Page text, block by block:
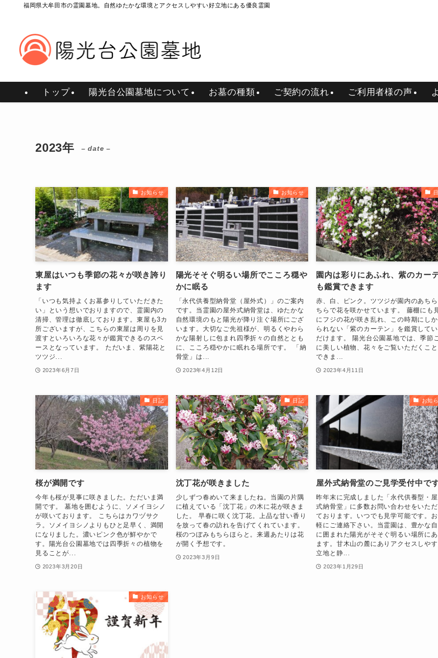
福岡県大牟田市の霊園墓地。自然ゆたかな環境とアクセスしやすい好立地にある優良霊園
トップ 陽光台公園墓地について お墓の種類 ご契約の流れ ご利用者様の声
2023年 – date –
お知らせ
東屋はいつも季節の花々が咲き誇り
ます
「いつも気持よくお墓参りしていただきた
い」という想いでおりますので、霊園内の
清掃、管理は徹底しております。東屋も3カ
所ございますが、こちらの東屋は周りを見
渡すといろいろな花々が鑑賞できるのスペ
ースとなっています。 ただいま、紫陽花と
ツツジ...
2023年6月7日
お知らせ
陽光そそぐ明るい場所でこころ穏や
かに眠る
「永代供養型納骨堂（屋外式）」のご案内
です。当霊園の屋外式納骨堂は、ゆたかな
自然環境のもと陽光が降り注ぐ場所にござ
います。大切なご先祖様が、明るくやわら
かな陽射しに包まれ四季折々の自然ととも
に、こころ穏やかに眠れる場所です。 「納
骨堂」は...
2023年4月12日
園内は彩りにあふれ、紫のカー
も鑑賞できます
赤、白、ピンク。ツツジが園内のあちら
ちらで花を咲かせています。 藤棚にも
にフジの花が咲き乱れ、この時期にしか
られない「紫のカーテン」を鑑賞して
だけます。 陽光台公園墓地では、季節
に美しい植物、花々をご覧いただくこ
できま...
2023年4月11日
日記
桜が満開です
今年も桜が見事に咲きました。ただいま満
開です。 墓地を囲むように、ソメイヨシノ
が咲いております。 こちらはカワヅサク
ラ。ソメイヨシノよりもひと足早く、満開
になりました。濃いピンク色が鮮やかで
す。陽光台公園墓地では四季折々の植物を
見ることが...
2023年3月20日
日記
沈丁花が咲きました
少しずつ春めいて来ましたね。当園の片隅
に植えている「沈丁花」の木に花が咲きま
した。 早春に咲く沈丁花。上品な甘い香り
を放って春の訪れを告げてくれています。
桜のつぼみもちらほらと。来週あたりは花
が開く予想です。
2023年3月9日
お知
屋外式納骨堂のご見学受付中で
昨年末に完成しました「永代供養型・
式納骨堂」に多数お問い合わせをいた
ております。いつでも見学可能です。
軽にご連絡下さい。当霊園は、豊かな
に囲まれた陽光がそそぐ明るい場所にあ
ます。甘木山の麓にありアクセスしや
立地と静...
2023年1月29日
お知らせ